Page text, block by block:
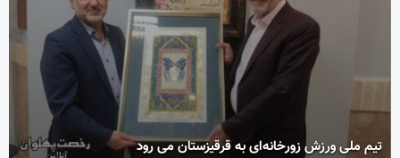
تیم ملی ورزش زورخانه‌ای به قرقیزستان می رود